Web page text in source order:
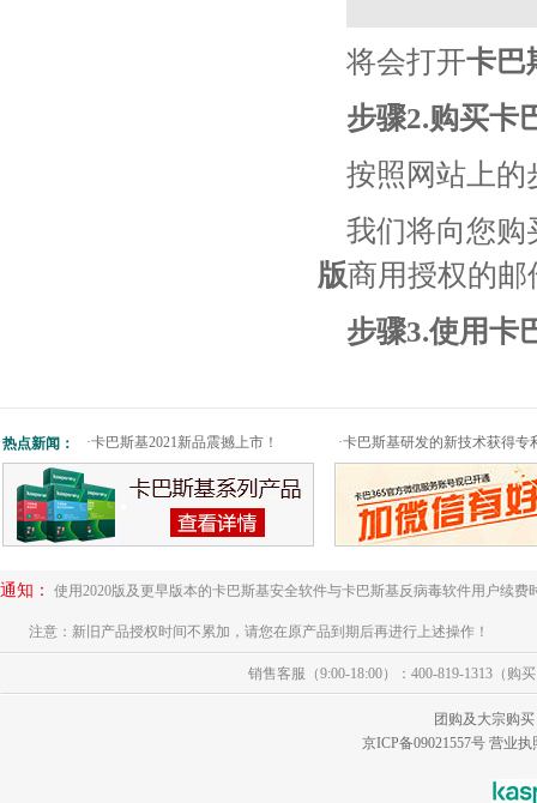
将会打开卡巴
步骤2.购买卡
按照网站上的
我们将向您购
版商用授权的邮
步骤3.使用卡
热点新闻： ·卡巴斯基2021新品震撼上市！ ·卡巴斯基研发的新技术获得专
通知： 使用2020版及更早版本的卡巴斯基安全软件与卡巴斯基反病毒软件用户续
注意：新旧产品授权时间不累加，请您在原产品到期后再进行上述操作！
销售客服（9:00-18:00）：400-819-1313（购
团购及大宗购买
京ICP备09021557号 营业执